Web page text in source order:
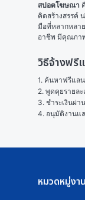
สปอตโฆษณา
คิดสร้างสรรค์
มือที่หลากหลาย
อาชีพ มีคุณภา
วิธีจ้างฟ
1. ค้นหาฟรีแล
2. พูดคุยรายล
3. ชำระเงินผ่
4. อนุมัติงานแ
หมวดหมู่งาน